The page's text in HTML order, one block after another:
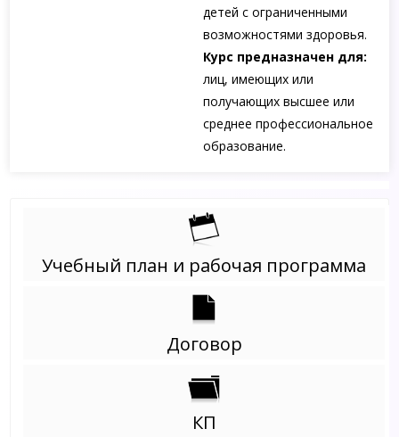
детей с ограниченными
возможностями здоровья.
Курс предназначен для:
лиц, имеющих или
получающих высшее или
среднее профессиональное
образование.
Учебный план и рабочая программа
Договор
КП